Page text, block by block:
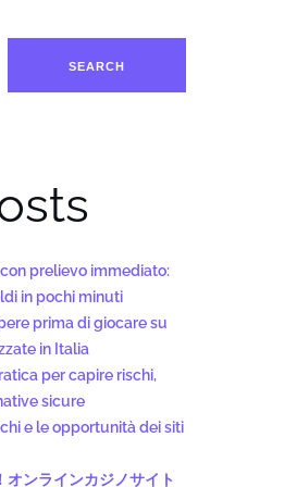
SEARCH
prelievo immediato:
in pochi minuti
prima di giocare su
in Italia
per capire rischi,
sicure
e le opportunità dei siti
オンラインカジノサイト